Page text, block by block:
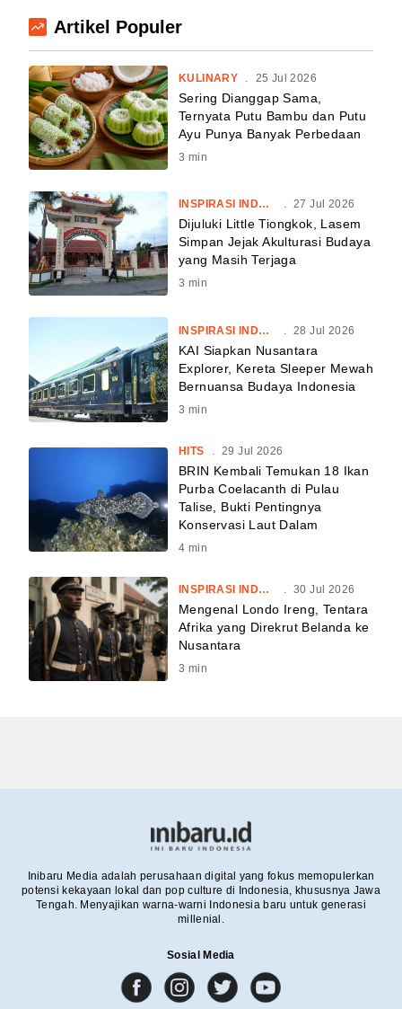
Artikel Populer
KULINARY . 25 Jul 2026
Sering Dianggap Sama,
Ternyata Putu Bambu dan Putu
Ayu Punya Banyak Perbedaan
3 min
INSPIRASI INDONESIA . 27 Jul 2026
Dijuluki Little Tiongkok, Lasem
Simpan Jejak Akulturasi Budaya
yang Masih Terjaga
3 min
INSPIRASI INDONESIA 28 Jul 2026
KAI Siapkan Nusantara
Explorer, Kereta Sleeper Mewah
Bernuansa Budaya Indonesia
3 min
HITS 29 Jul 2026
BRIN Kembali Temukan 18 Ikan
Purba Coelacanth di Pulau
Talise, Bukti Pentingnya
Konservasi Laut Dalam
4 min
INSPIRASI INDONESIA 30 Jul 2026
Mengenal Londo Ireng, Tentara
Afrika yang Direkrut Belanda ke
Nusantara
3 min
Inibaru Media adalah perusahaan digital yang fokus memopulerkan
potensi kekayaan lokal dan pop culture di Indonesia, khususnya Jawa
Tengah. Menyajikan warna-warni Indonesia baru untuk generasi
millenial.
Sosial Media